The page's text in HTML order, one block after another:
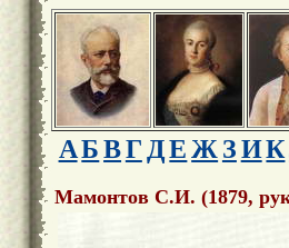
АБВГ ДЕ Ж ЗИК
Мамонтов С.И. (1879,